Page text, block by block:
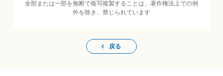
全部または一部を無断で複写複製することは、著作権法上での例
外を除き、禁じられています
戻る